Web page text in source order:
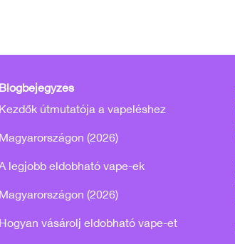
Blogbejegyzés
Kezdők útmutatója a vapeléshez
Magyarországon (2026)
legjobb eldobható vape-ek
Magyarországon (2026)
Hogyan vásárolj eldobható vape-et